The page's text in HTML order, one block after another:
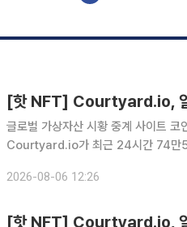
[핫 NFT] Courtyard.io,
글로벌 가상자산 시황 중계 사이트
Courtyard.io가 최근 24시간 74만
량 72만1578달러를 기록하며 바닥
2026-08-06 12:26